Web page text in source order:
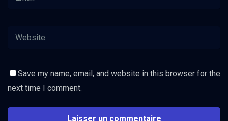
Save my name, email, and website in this browser for the
next time I comment.